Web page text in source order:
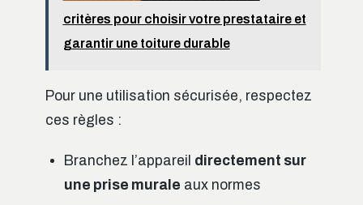
critères pour choisir votre prestataire et
garantir une toiture durable
Pour une utilisation sécurisée, respectez
ces règles :
Branchez l’appareil directement sur
une prise murale aux normes